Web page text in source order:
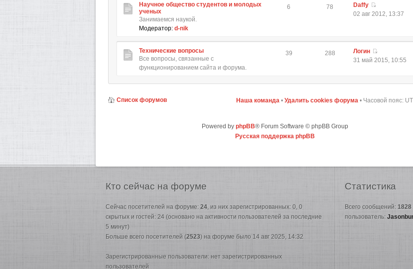
Научное общество студентов и молодых
ученых
Занимаемся наукой.
Модератор: d-nik
6 78
Daffy
02 авг 2012, 13:37
Технические вопросы
Все вопросы, связанные с
функционированием сайта и форума.
39 288
Логин
31 май 2015, 10:55
Список форумов Наша команда • Удалить cookies форума • Часовой пояс:
Powered by phpBB® Forum Software © phpBB Group
Русская поддержка phpBB
Кто сейчас на форуме
Сейчас посетителей на форуме: 24 , из них зарегистрированных: 0, 0
скрытых и гостей: 24 (основано на активности пользователей за последние
5 минут)
Больше всего посетителей (2523) на форуме было 14 авг 2025, 14:32
Зарегистрированные пользователи: нет зарегистрированных
пользователей
Статистика
Всего сообщений: 1828
пользователь: